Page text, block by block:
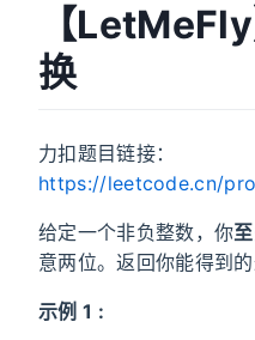
【
换
力扣题目链接：
https://leetcode.cn/
给定一个非负整数，你
意两位。返回你能得到的
示例 1 :